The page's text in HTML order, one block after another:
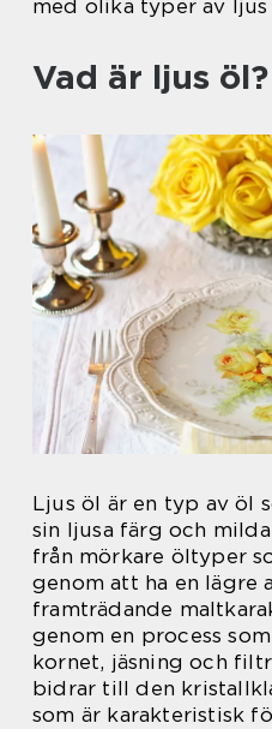
med olika typer av ljus
Vad är ljus öl?
Ljus öl är en typ av öl
sin ljusa färg och
från mörkare öltyper
genom att ha en lägre
framträdande
genom en process
kornet, jäsning och
bidrar till den
som är karakteristisk